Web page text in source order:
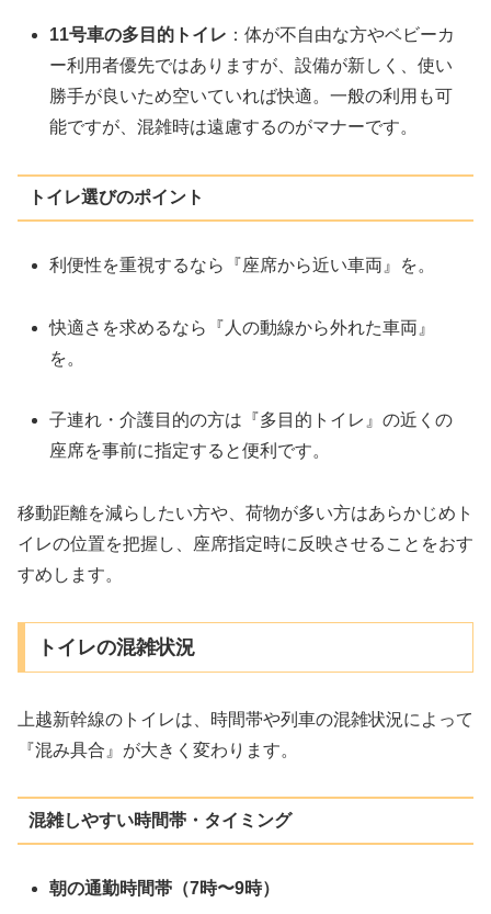
11号車の多目的トイレ ：体が不自由な方やベビーカ
ー利用者優先ではありますが、設備が新しく、使い
勝手が良いため空いていれば快適。一般の利用も可
能ですが、混雑時は遠慮するのがマナーです。
トイレ選びのポイント
利便性を重視するなら『座席から近い車両』を。
快適さを求めるなら『人の動線から外れた車両』
を。
子連れ・介護目的の方は『多目的トイレ』の近くの
座席を事前に指定すると便利です。
移動距離を減らしたい方や、荷物が多い方はあらかじめト
イレの位置を把握し、座席指定時に反映させることをおす
すめします。
トイレの混雑状況
上越新幹線のトイレは、時間帯や列車の混雑状況によって
『混み具合』が大きく変わります。
混雑しやすい時間帯・タイミング
朝の通勤時間帯（7時〜9時）